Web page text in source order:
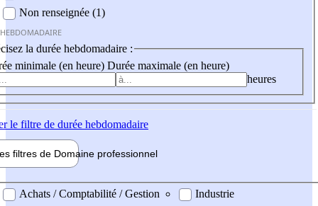
Non renseignée (1)
la durée hebdomadaire :
minimale (en heure) Durée maximale (en heure)
heures
le filtre de durée hebdomadaire
filtres de Domaine professionnel
professionel
Achats / Comptabilité / Gestion
Industrie